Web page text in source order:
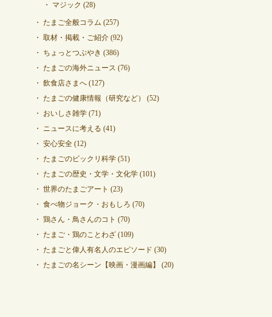
マジック (28)
たまご全般コラム (257)
取材・掲載・ご紹介(92)
ちょっとつぶやき (386)
たまごの海外ニュース (76)
飲食店さまへ(127)
たまごの健康情報（研究など）
(52)
おいしさ雑学(71)
ニュースに考える (41)
安心安全(12)
たまごのビックリ科学(51)
たまごの歴史・文学・文化学(101)
世界のたまごアート (23)
食べ物ジョーク・おもしろ (70)
鶏さん・鳥さんのコト (70)
たまご・鶏のことわざ(109)
たまごと偉人有名人のエピソード (30)
たまごの名シーン【映画・漫画編】
(20)